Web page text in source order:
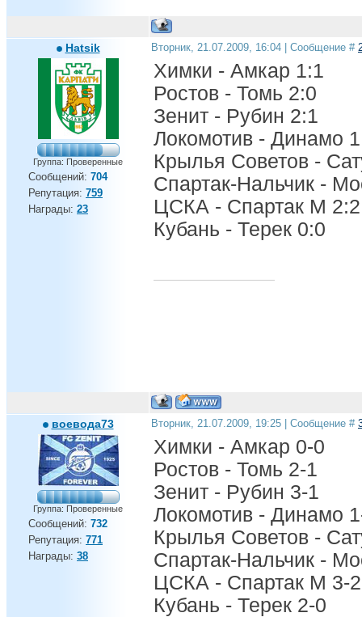
Hatsik
Группа: Проверенные
Сообщений: 704
Репутация: 759
Награды: 23
Вторник, 21.07.2009, 16:04 | Сообщение #
Химки - Амкар 1:1
Ростов - Томь 2:0
Зенит - Рубин 2:1
Локомотив - Динамо
Крылья Советов -
Спартак-Нальчик -
ЦСКА - Спартак М 2:2
Кубань - Терек 0:0
воевода73
Группа: Проверенные
Сообщений: 732
Репутация: 771
Награды: 38
Вторник, 21.07.2009, 19:25 | Сообщение #
Химки - Амкар 0-0
Ростов - Томь 2-1
Зенит - Рубин 3-1
Локомотив - Динамо
Крылья Советов -
Спартак-Нальчик -
ЦСКА - Спартак М 3-2
Кубань - Терек 2-0